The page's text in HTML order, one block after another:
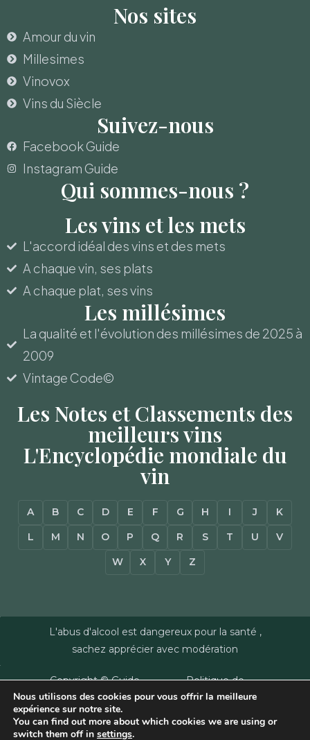
Nos sites
Amour du vin
Millesimes
Vinovox
Vins du Siècle
Suivez-nous
Facebook Guide
Instagram Guide
Qui sommes-nous ?
Les vins et les mets
L'accord idéal des vins et des mets
A chaque vin, ses plats
A chaque plat, ses vins
Les millésimes
La qualité et l'évolution des millésimes de 2025 à
2009
Vintage Code©
Les Notes et Classements des
meilleurs vins
L'Encyclopédie mondiale du
vin
A B C D E F G H I J
K
L
M N O P Q R S T U
V
W
X Y Z
L'abus d'alcool est dangereux pour la santé ,
sachez apprécier avec modération
Copyright © Guide
des Vins - Sas
Millésimes et
Dussert-Gerber -
Politique de
confidentialité–
Nous utilisons des cookies pour vous offrir la meilleure
expérience sur notre site.
You can find out more about which cookies we are using or
switch them off in settings.